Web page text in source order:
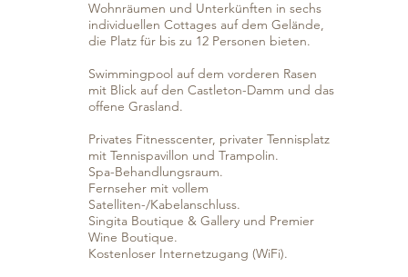
Wohnräumen und Unterkünften in sechs
individuellen Cottages auf dem Gelände,
die Platz für bis zu 12 Personen bieten.
Swimmingpool auf dem vorderen Rasen
mit Blick auf den Castleton-Damm und das
offene Grasland.
Privates Fitnesscenter, privater Tennisplatz
mit Tennispavillon und Trampolin.
Spa-Behandlungsraum.
Fernseher mit vollem
Satelliten-/Kabelanschluss.
Singita Boutique & Gallery und Premier
Wine Boutique.
Kostenloser Internetzugang (WiFi).